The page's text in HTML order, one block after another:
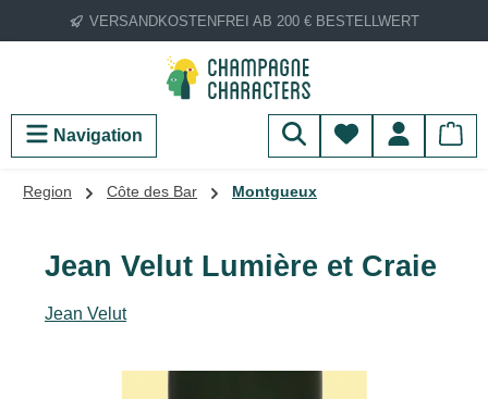
Zum Hauptinhalt springen
VERSANDKOSTENFREI AB 200 € BESTELLWERT
Navigation Du hast 0
Region Côte des Bar Montgueux
Jean Velut Lumière et Craie
Jean Velut